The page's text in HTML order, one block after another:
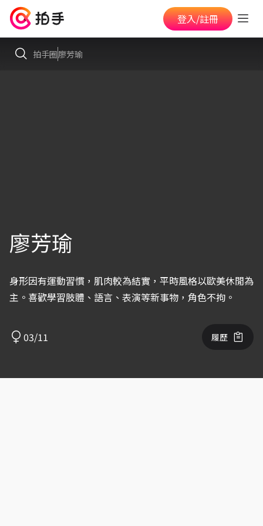
登入/註冊
拍手圈廖芳瑜
廖芳瑜
身形因有運動習慣，肌肉較為結實，平時風格以歐美休閒為
主。喜歡學習肢體、語言、表演等新事物，角色不拘。
03/11 履歷